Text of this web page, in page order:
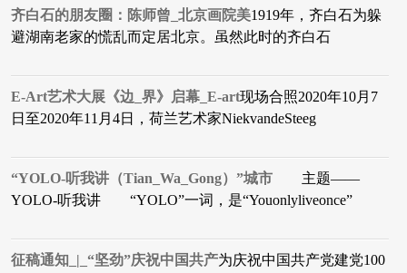
齐白石的朋友圈：陈师曾_北京画院美1919年，齐白石为躲
避湖南老家的慌乱而定居北京。虽然此时的齐白石
E-Art艺术大展《边_界》启幕_E-art现场合照2020年10月7
日至2020年11月4日，荷兰艺术家NiekvandeSteeg
“YOLO-听我讲（Tian_Wa_Gong）”城市 主题——
YOLO-听我讲 “YOLO”一词，是“Youonlyliveonce”
征稿通知_|_“坚劲”庆祝中国共产​为庆祝中国共产党建党100